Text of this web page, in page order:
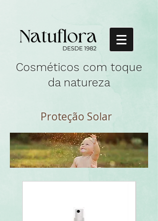
Cosméticos com toque
da natureza
Proteção Solar